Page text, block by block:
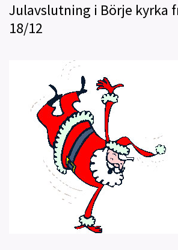
Julavslutning i Börje kyrka
18/12